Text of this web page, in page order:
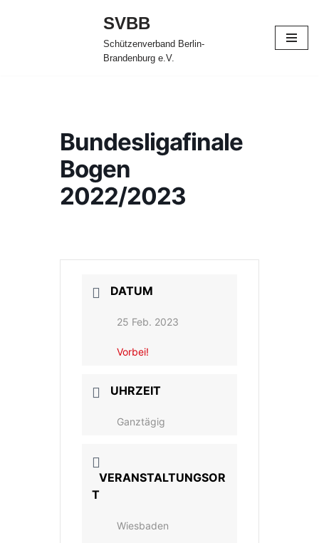
SVBB
Schützenverband Berlin-
Brandenburg e.V.
Bundesligafinale
Bogen
2022/2023
DATUM
25 Feb. 2023
Vorbei!
UHRZEIT
Ganztägig
VERANSTALTUNGSOR
T
Wiesbaden